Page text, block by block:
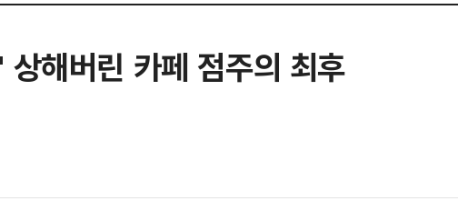
해버린 카페 점주의 최후